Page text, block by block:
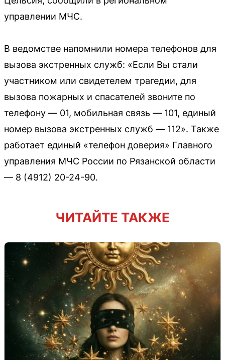
управлении МЧС.
В ведомстве напомнили номера телефонов для
вызова экстренных служб: «Если Вы стали
участником или свидетелем трагедии, для
вызова пожарных и спасателей звоните по
телефону — 01, мобильная связь — 101, единый
номер вызова экстренных служб — 112». Также
работает единый «телефон доверия» Главного
управления МЧС России по Рязанской области
— 8 (4912) 20-24-90.
ЧИТАЙТЕ ТАКЖЕ